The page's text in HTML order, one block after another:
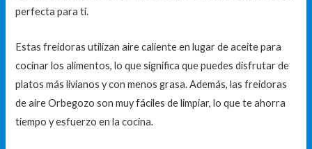
perfecta para ti.
Estas freidoras utilizan aire caliente en lugar de aceite para
cocinar los alimentos, lo que significa que puedes disfrutar de
platos más livianos y con menos grasa. Además, las freidoras
de aire Orbegozo son muy fáciles de limpiar, lo que te ahorra
tiempo y esfuerzo en la cocina.